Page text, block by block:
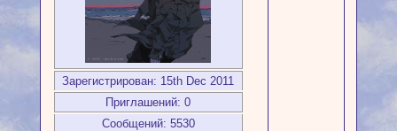
Зарегистрирован: 15th Dec 2011
Приглашений: 0
Сообщений: 5530